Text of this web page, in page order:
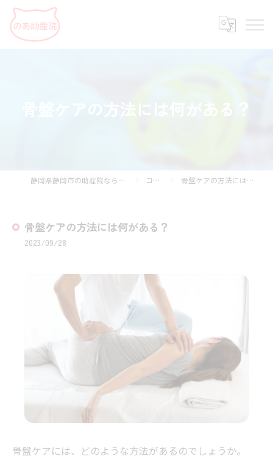
骨盤ケアの方法には何がある？
静岡県静岡市の助産院ならのあ助産院 コラム 骨盤ケアの方法には何がある？
骨盤ケアの方法には何がある？
2023/09/28
骨盤ケアには、どのような方法があるのでしょうか。